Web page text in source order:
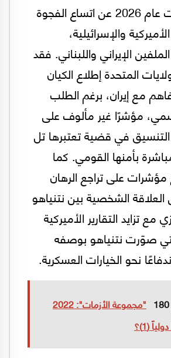
كشفت تطورات عام 2026 عن اتساع الفجوة
والإسرائيلية،
الإيراني واللبناني. فقد
المتحدة إطلاع الكيان
مع إيران، برغم الطلب
مؤشرًا غير مألوف على
في قضية تعتبرها تل
بأمنها القومي. كما
على تراجع الرهان
العلاقة الشخصية بين نتنياهو
مع تزايد التقارير الأميركية
صوّرت نتنياهو بوصفه
نحو الخيارات العسكرية.
"مجموعة الأزمات": 2022
(1)؟